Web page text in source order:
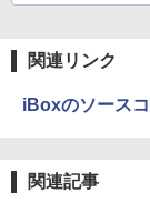
関連リンク
iBoxのソース
関連記事